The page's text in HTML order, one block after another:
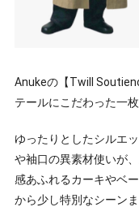
Anukeの【Twill
テールにこだわった一枚
ゆったりとしたシルエ
や袖口の異素材使いが
感あふれるカーキやベ
から少し特別なシーン